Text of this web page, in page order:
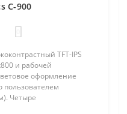
C-900
TFT-IPS
и рабочей
оформление
пользователем
Четыре